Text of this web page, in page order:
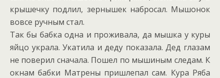
крышечку подлил, зернышек набросал. Мышонок
вовсе ручным стал.
Так бы бабка одна и проживала, да мышка у куры
яйцо украла. Укатила и деду показала. Дед глазам
не поверил сначала. Пошел по мышиным следам. К
окнам бабки Матрены пришлепал сам. Кура Ряба